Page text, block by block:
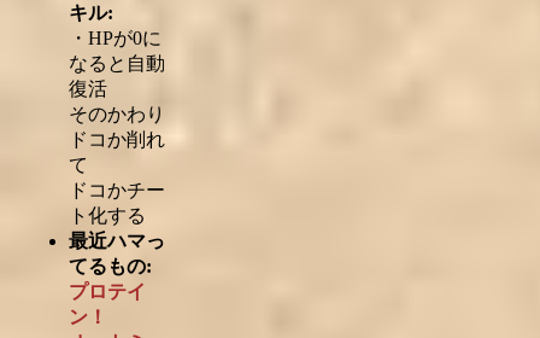
キル:
・HPが0に
なると自動
復活
そのかわり
ドコか削れ
て
ドコかチー
ト化する
最近ハマっ
てるもの:
プロテイ
ン！